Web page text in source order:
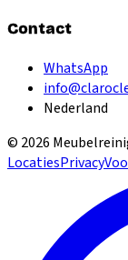
Contact
WhatsApp
Nederland
© 2026
LocatiesPrivacy